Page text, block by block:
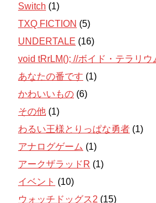
Switch (1)
TXQ FICTION (5)
UNDERTALE (16)
void tRrLM(); //ボイド・テラリウ
あなたの番です (1)
かわいいもの (6)
その他 (1)
わるい王様とりっぱな勇者 (1)
アナログゲーム (1)
アークザラッドR (1)
イベント (10)
ウォッチドッグス2 (15)